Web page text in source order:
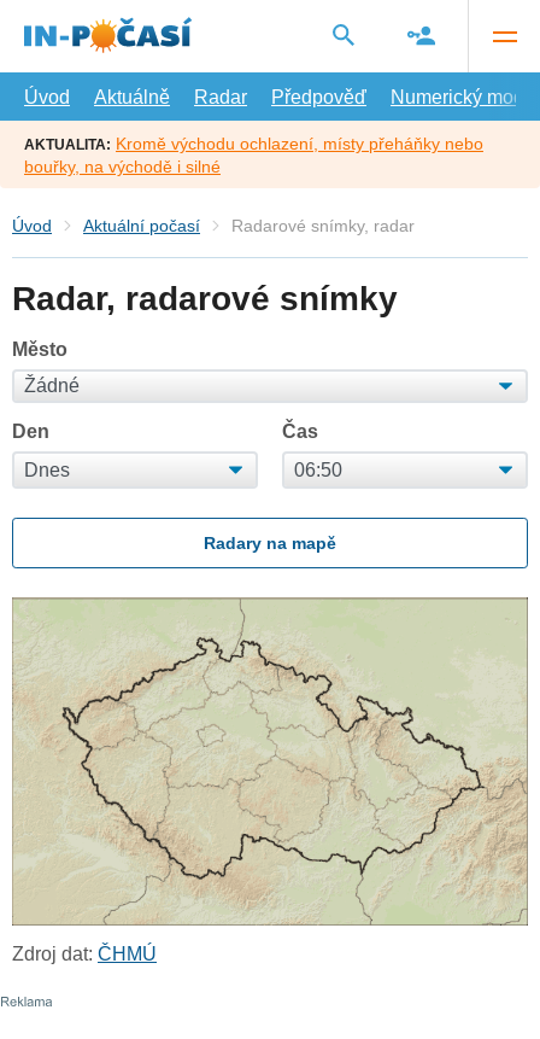
hlavní
Úvod
Aktuálně Radar Předpověď Numerický model
AKTUALITA: Kromě východu ochlazení, místy přeháňky nebo
bouřky, na východě i silné
Úvod Aktuální počasí Radarové snímky, radar
Radar, radarové snímky
Město
Den Čas
Radary na mapě
Zdroj dat: ČHMÚ